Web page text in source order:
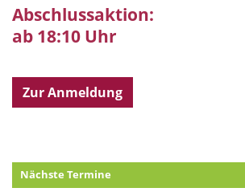
Abschlussaktion:
ab 18:10 Uhr
Zur Anmeldung
Nächste Termine